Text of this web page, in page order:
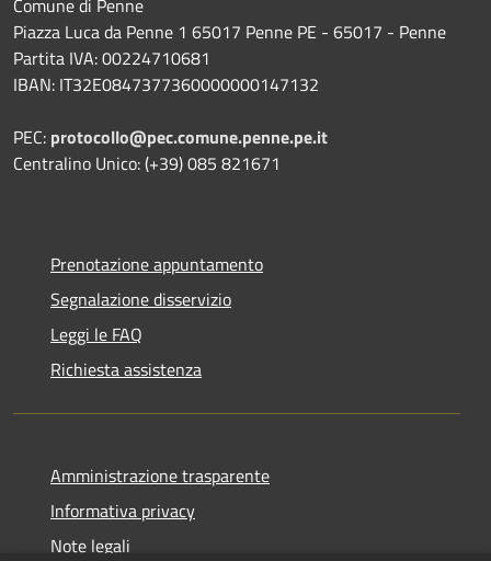
Comune di Penne
Piazza Luca da Penne 1 65017 Penne PE - 65017 - Penne
Partita IVA: 00224710681
IBAN: IT32E0847377360000000147132
PEC: protocollo@pec.comune.penne.pe.it
Centralino Unico: (+39) 085 821671
Prenotazione appuntamento
Segnalazione disservizio
Leggi le FAQ
Richiesta assistenza
Amministrazione trasparente
Informativa privacy
Note legali